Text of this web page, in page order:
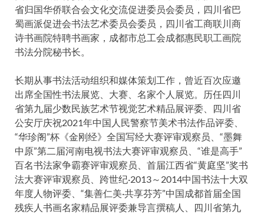
省归国华侨联合会文化交流促进委员会委员，四川省巴
蜀画派促进会书法艺术委员会委员，四川省工商联川商
诗书画院特聘书画家，成都市总工会成都惠民职工画院
书法分院秘书长。
长期从事书法活动组织和媒体策划工作，曾近百次应邀
出席全国性书法展览、大赛、名家个人展览。历任四川
省第九届少数民族艺术节视觉艺术精品展评委、四川省
公安厅庆祝2021年中国人民警察节美术书法作品评委、
“华珍阁”杯《金刚经》全国写经大赛评审观察员、“墨舞
中原”第二届河南电视书法大赛评审观察员、“谁是高手”
百名书法家争霸赛评审观察员、首届江西省“黄庭坚”奖书
法大赛评审观察员、跨世纪·2013～2014中国书法十大双
年度人物评委、“集善仁美·共享芬芳”中国成都首届全国
残疾人书画名家精品展评委兼导言撰稿人、四川省第九